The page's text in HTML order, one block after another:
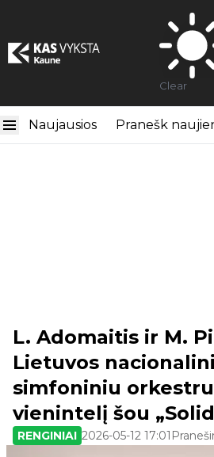
Clear
Naujausios Pranešk
L. Adomaitis ir M.
Lietuvos
simfoniniu
vienintelį šou
RENGINIAI 2026-05-12 17:01